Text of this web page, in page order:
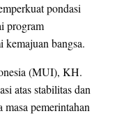
pondasi
program
kemajuan bangsa.
(MUI), KH.
atas stabilitas dan
masa pemerintahan